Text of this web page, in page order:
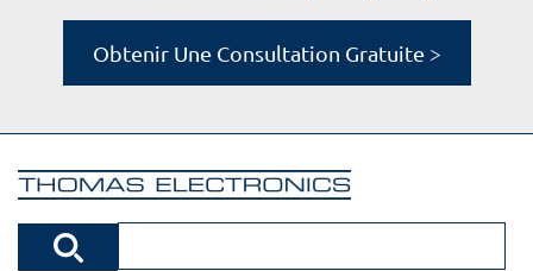
Obtenir Une Consultation Gratuite >